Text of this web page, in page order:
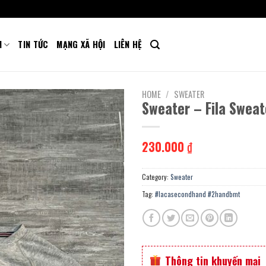
TIN TỨC MẠNG XÃ HỘI LIÊN HỆ
HOME / SWEATER
Sweater – Fila
230.000 ₫
Category: Sweater
Tag: #lacasecondhand #2handbmt
Thông tin khuyến mại